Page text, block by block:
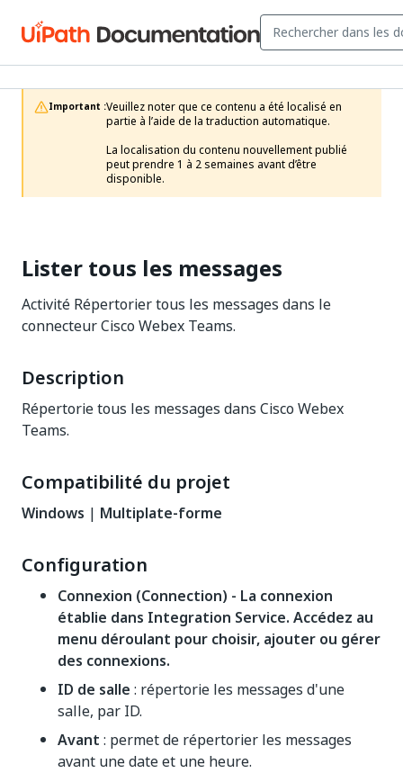
Important :Veuillez noter que ce contenu a été localisé en
partie à l’aide de la traduction automatique.
La localisation du contenu nouvellement publié
peut prendre 1 à 2 semaines avant d’être
disponible.
Lister tous les messages
Activité Répertorier tous les messages dans le
connecteur Cisco Webex Teams.
Description
Répertorie tous les messages dans Cisco Webex
Teams.
Compatibilité du projet
Windows | Multiplate-forme
Configuration
Connexion (Connection) - La connexion
établie dans Integration Service. Accédez au
menu déroulant pour choisir, ajouter ou gérer
des connexions.
ID de salle : répertorie les messages d'une
salle, par ID.
Avant : permet de répertorier les messages
avant une date et une heure.